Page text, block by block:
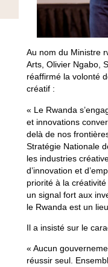
Au nom du Ministre
Arts, Olivier Ngabo,
réaffirmé la volonté
créatif :
« Le Rwanda
et innovations
delà de nos
Stratégie Nationale
les industries
d’innovation et
priorité à la
un signal fort aux
le Rwanda est un
Il a insisté sur le
« Aucun
réussir seul.